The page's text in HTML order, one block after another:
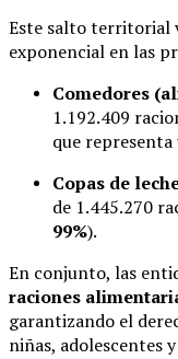
Este salto territorial
exponencial en las
Comedores
1.192.409
que
Copas de
de 1.445.270
99%).
En conjunto, las
raciones
garantizando el
niñas, adolescentes